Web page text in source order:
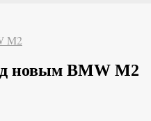
M2
новым BMW M2